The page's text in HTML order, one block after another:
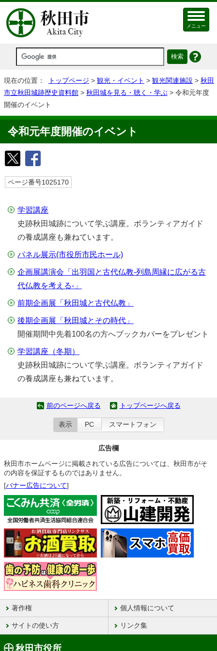
メニュー
現在の位置： トップページ > 観光・イベント > 観光関連施設 > 秋田
市立秋田城跡歴史資料館 > 秋田城を見る・聴く・学ぶ > 令和元年度
開催のイベント
令和元年度開催のイベント
ページ番号1025170
学習講座
史跡秋田城跡について学ぶ講座。ボランティアガイド
の養成講座も兼ねています。
パネル展示(市役所市民ホール)
企画展講演会「出羽国と古代仏教-列島周縁に広がる古
代仏教を考える-」
前期企画展「秋田城と古代仏教」
後期企画展「秋田城とその時代」
開催期間中先着100名の方へブックカバーをプレゼント
学習講座（冬期）
史跡秋田城跡について学ぶ講座。ボランティアガイド
の養成講座も兼ねています。
前のページへ戻る トップページへ戻る
表示 PC スマートフォン
広告欄
秋田市ホームページに掲載されている広告については、秋田市がそ
の内容を保証するものではありません。
[バナー広告について]
著作権 個人情報について
サイトの使い方 リンク集
秋田市役所